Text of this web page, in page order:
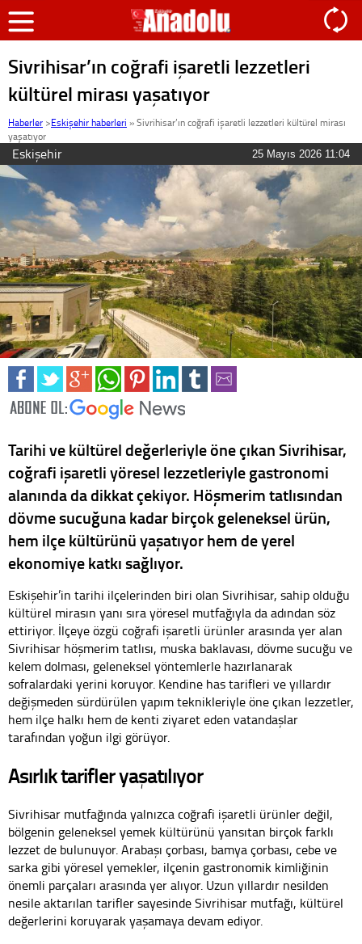
Sivrihisar’ın coğrafi işaretli lezzetleri
kültürel mirası yaşatıyor
Haberler >Eskişehir haberleri »Sivrihisar’ın coğrafi işaretli lezzetleri kültürel mirası
yaşatıyor
Eskişehir 25 Mayıs 2026 11:04
Tarihi ve kültürel değerleriyle öne çıkan Sivrihisar,
coğrafi işaretli yöresel lezzetleriyle gastronomi
alanında da dikkat çekiyor. Höşmerim tatlısından
dövme sucuğuna kadar birçok geleneksel ürün,
hem ilçe kültürünü yaşatıyor hem de yerel
ekonomiye katkı sağlıyor.
Eskişehir’in tarihi ilçelerinden biri olan Sivrihisar, sahip olduğu
kültürel mirasın yanı sıra yöresel mutfağıyla da adından söz
ettiriyor. İlçeye özgü coğrafi işaretli ürünler arasında yer alan
Sivrihisar höşmerim tatlısı, muska baklavası, dövme sucuğu ve
kelem dolması, geleneksel yöntemlerle hazırlanarak
sofralardaki yerini koruyor. Kendine has tarifleri ve yıllardır
değişmeden sürdürülen yapım teknikleriyle öne çıkan lezzetler,
hem ilçe halkı hem de kenti ziyaret eden vatandaşlar
tarafından yoğun ilgi görüyor.
Asırlık tarifler yaşatılıyor
Sivrihisar mutfağında yalnızca coğrafi işaretli ürünler değil,
bölgenin geleneksel yemek kültürünü yansıtan birçok farklı
lezzet de bulunuyor. Arabaşı çorbası, bamya çorbası, cebe ve
sarka gibi yöresel yemekler, ilçenin gastronomik kimliğinin
önemli parçaları arasında yer alıyor. Uzun yıllardır nesilden
nesile aktarılan tarifler sayesinde Sivrihisar mutfağı, kültürel
değerlerini koruyarak yaşamaya devam ediyor.